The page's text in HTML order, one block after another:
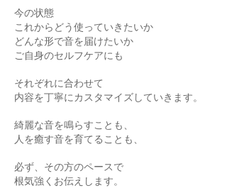
今の状態
これからどう使っていきたいか
どんな形で音を届けたいか
​ご自身のセルフケアにも
それぞれに合わせて
内容を丁寧にカスタマイズしていきます。
綺麗な音を鳴らすことも、
人を癒す音を育てることも、
必ず、その方のペースで
根気強くお伝えします。